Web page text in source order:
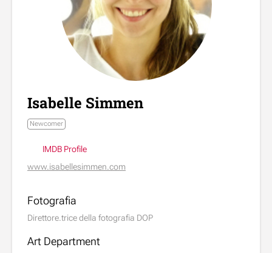
Isabelle Simmen
Newcomer
IMDB Profile
www.isabellesimmen.com
Fotografia
Direttore.trice della fotografia DOP
Art Department